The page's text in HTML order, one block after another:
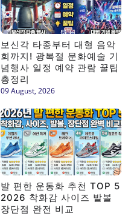
보신각 타종부터 대형 음악
회까지! 광복절 문화예술 기
념행사 일정 예약 관람 꿀팁
총정리
09 August, 2026
발 편한 운동화 추천 TOP 5
2026 착화감 사이즈 발볼
장단점 완전 비교